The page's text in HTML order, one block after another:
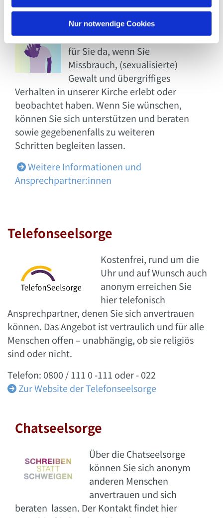
Nur notwendige Cookies
Unsere
Ansprechpartner:innen sind
für Sie da, wenn Sie
Missbrauch, (sexualisierte)
Gewalt und übergriffiges
Verhalten in unserer Kirche erlebt oder
beobachtet haben. Wenn Sie wünschen,
können Sie sich unterstützen und beraten
sowie gegebenenfalls zu weiteren
Schritten begleiten lassen.
 Weitere Informationen und
Ansprechpartner:innen
Telefonseelsorge
Kostenfrei, rund um die
Uhr und auf Wunsch auch
anonym erreichen Sie
hier telefonisch
Ansprechpartner, denen Sie sich anvertrauen
können. Das Angebot ist vertraulich und für alle
Menschen offen – unabhängig, ob sie religiös
sind oder nicht.
Telefon: 0800 / 111 0 -111 oder - 022
 Zur Website der Telefonseelsorge
Chatseelsorge
Über die Chatseelsorge
können Sie sich anonym
anderen Menschen
anvertrauen und sich
beraten lassen. Der Kontakt findet hier